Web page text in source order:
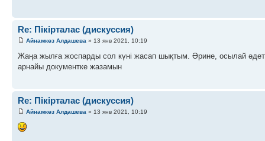
Re: Пікірталас (дискуссия)
Айнамкөз Алдашева » 13 янв 2021, 10:19
Жаңа жылға жоспарды сол күні жасап шықтым. Әрине, осылай
арнайы документке жазамын
Re: Пікірталас (дискуссия)
Айнамкөз Алдашева » 13 янв 2021, 10:19